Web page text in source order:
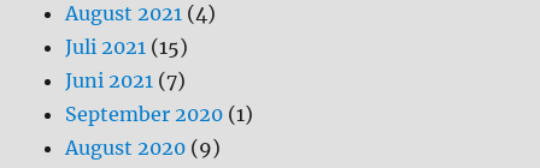
August 2021 (4)
Juli 2021 (15)
Juni 2021 (7)
September 2020 (1)
August 2020 (9)